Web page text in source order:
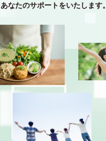
あなたのサポートをいたします。